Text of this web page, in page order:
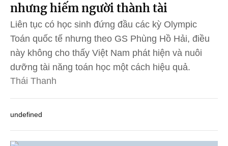
nhưng hiếm người thành tài
Liên tục có học sinh đứng đầu các kỳ Olympic
Toán quốc tế nhưng theo GS Phùng Hồ Hải, điều
này không cho thấy Việt Nam phát hiện và nuôi
dưỡng tài năng toán học một cách hiệu quả.
Thái Thanh
undefined